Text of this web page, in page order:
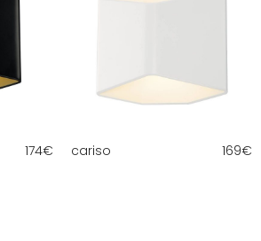
174€ cariso 169€